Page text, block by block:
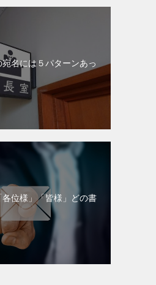
宛名には５パターンあっ
位様」「皆様」どの書